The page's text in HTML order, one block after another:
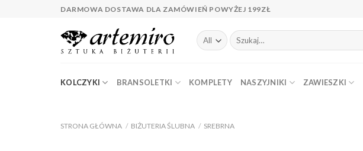
DARMOWA DOSTAWA DLA ZAMÓWIEŃ POWYŻEJ 199ZŁ
Szukaj:
KOLCZYKI BRANSOLETKI KOMPLETY NASZYJNIKI ZAWIESZKI
STRONA GŁÓWNA / BIŻUTERIA ŚLUBNA / SREBRNA